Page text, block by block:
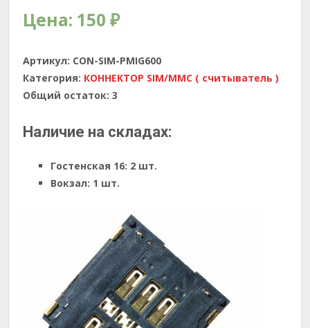
Цена: 150 ₽
Артикул: CON-SIM-PMIG600
Категория: КОННЕКТОР SIM/MMC ( считыватель )
Общий остаток: 3
Наличие на складах:
Гостенская 16: 2 шт.
Вокзал: 1 шт.